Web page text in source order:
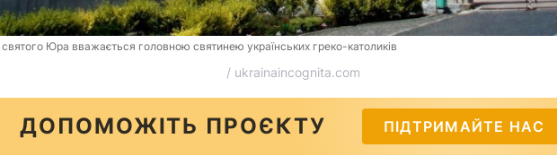
Юра вважається головною святинею українських греко-католиків
/ ukrainaincognita.com
ДОПОМОЖІТЬ ПРОЄКТУ ПІДТРИМАЙТЕ НАС